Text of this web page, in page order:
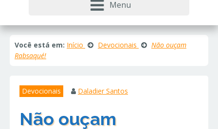
Menu
Você está em: Início Devocionais
Não ouçam
Rabsaqué!
Devocionais Daladier Santos
Não ouçam